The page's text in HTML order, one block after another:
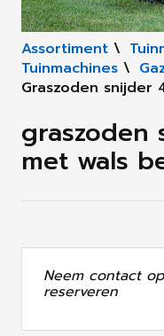
Assortiment \
Tuinmachines \
Graszoden snijder
graszoden
met wals
Neem contact
reserveren